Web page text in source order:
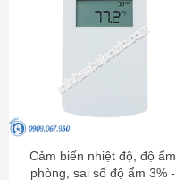
Cảm biến nhiệt độ, độ ẩm
phòng, sai số độ ẩm 3% -